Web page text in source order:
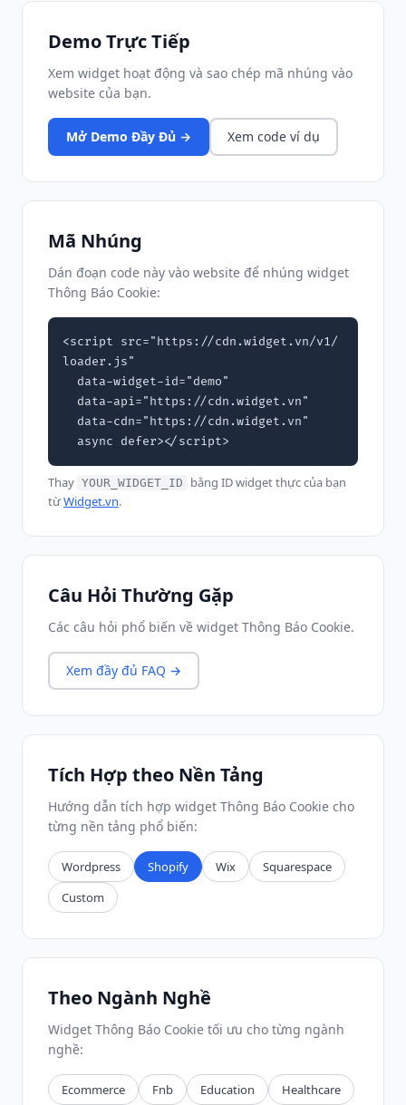
Demo Trực Tiếp
Xem widget hoạt động và sao chép mã nhúng vào
website của bạn.
Mở Demo Đầy Đủ → Xem code ví dụ
Mã Nhúng
Dán đoạn code này vào website để nhúng widget
Thông Báo Cookie:
<script src="https://cdn.widget.vn/v1/
loader.js"
  async defer></script>
Thay YOUR_WIDGET_ID
bằng ID widget thực của bạn
từWidget.vn.
Câu Hỏi Thường Gặp
Các câu hỏi phổ biến về widget Thông Báo Cookie.
Xem đầy đủ FAQ →
Tích Hợp theo Nền Tảng
Hướng dẫn tích hợp widget Thông Báo Cookie cho
từng nền tảng phổ biến:
Wordpress Shopify Wix
Squarespace
Custom
Theo Ngành Nghề
Widget Thông Báo Cookie tối ưu cho từng ngành
nghề:
Ecommerce Fnb Education
Healthcare